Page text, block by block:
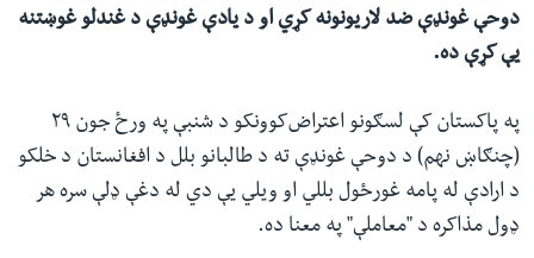
دوحې غونډې ضد لاریونونه کړي او د یادې غونډې د غندلو غوښتنه
یې کړې ده.
په پاکستان کې لسګونو اعتراض‌کوونکو د شنبې په ورځ جون ۲۹
(چنګاښ نهم) د دوحې غونډې ته د طالبانو بلل د افغانستان د خلکو
د ارادې له پامه غورځول بللي او ویلي یې دي له دغې ډلې سره هر
ډول مذاکره د "معاملې" په معنا ده.